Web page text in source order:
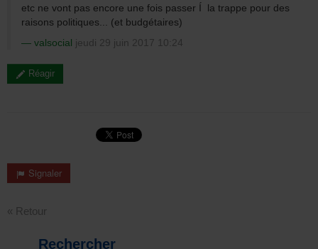
etc ne vont pas encore une fois passer Í la trappe pour des
raisons politiques... (et budgétaires)
valsocial jeudi 29 juin 2017 10:24
Réagir
Signaler
« Retour
Rechercher